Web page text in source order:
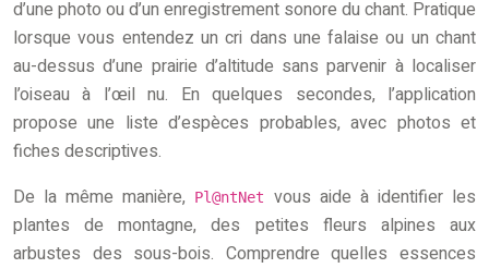
d’une photo ou d’un enregistrement sonore du chant. Pratique
lorsque vous entendez un cri dans une falaise ou un chant
au-dessus d’une prairie d’altitude sans parvenir à localiser
l’oiseau à l’œil nu. En quelques secondes, l’application
propose une liste d’espèces probables, avec photos et
fiches descriptives.
De la même manière,
Pl@ntNet
vous aide à identifier les
plantes de montagne, des petites fleurs alpines aux
arbustes des sous-bois. Comprendre quelles essences